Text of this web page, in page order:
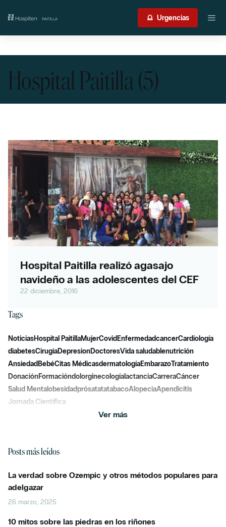
Urgencias
Atención médica
Contacto
Acceso profesionales
Urgencias Portal de resultados
Hospital Paitilla (5)
Hospital Paitilla realizó agasajo
navideño a las adolescentes del CEF
22 diciembre, 2016
Tags
NoticiasHospital PaitillaMujerCovid EnfermedadcancerCardiología
diabetesCirugíaDepresionDoctoresVida saludablenutrición
Ansiedad BebéCitas MédicasdermatologíaEmbarazoTratamiento
DonaciónFormacióndolorginecologíalactanciaCarreraCáncer
Salud MentalobesidadprósatatatabacoAlopeciaApendicitis
Jornada Científica
Ver más
Posts más leídos
La verdad sobre Ozempic y otros métodos populares para
adelgazar
26 marzo, 2025
10 mitos sobre las piedras en los riñones